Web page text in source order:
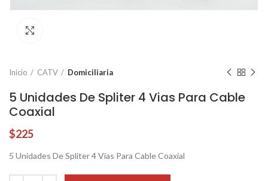
Inicio CATV Domiciliaria
5 Unidades De Spliter 4 Vias Para Cable
Coaxial
$225
5 Unidades De Spliter 4 Vias Para Cable Coaxial